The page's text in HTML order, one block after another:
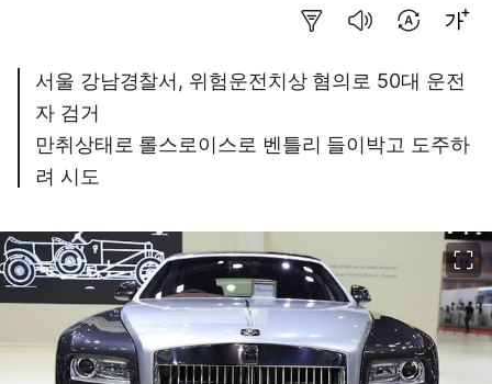
서울 강남경찰서, 위험운전치상 혐의로 50대 운전
자 검거
만취상태로 롤스로이스로 벤틀리 들이박고 도주하
려 시도